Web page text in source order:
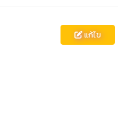
แก้ไข